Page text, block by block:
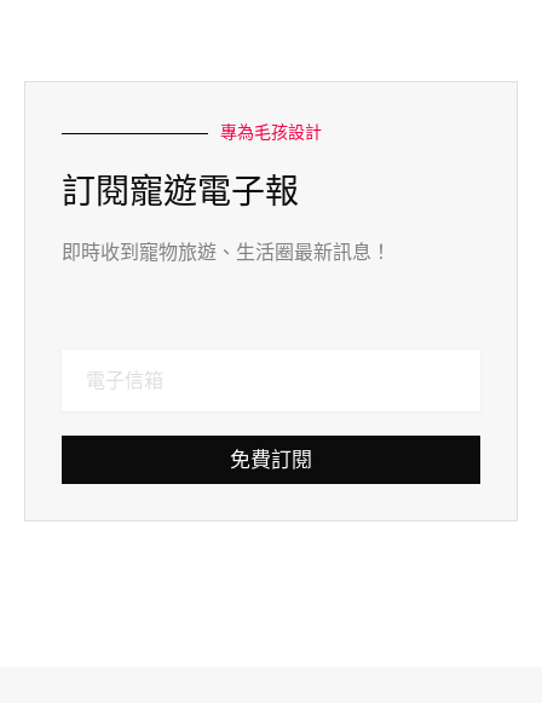
專為毛孩設計
訂閱寵遊電子報
即時收到寵物旅遊、生活圈最新訊息！
免費訂閱